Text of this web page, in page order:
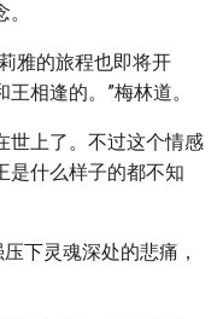
雅的旅程也即将开
相逢的。”梅林道。
世上了。不过这个情感
是什么样子的都不知
下灵魂深处的悲痛，